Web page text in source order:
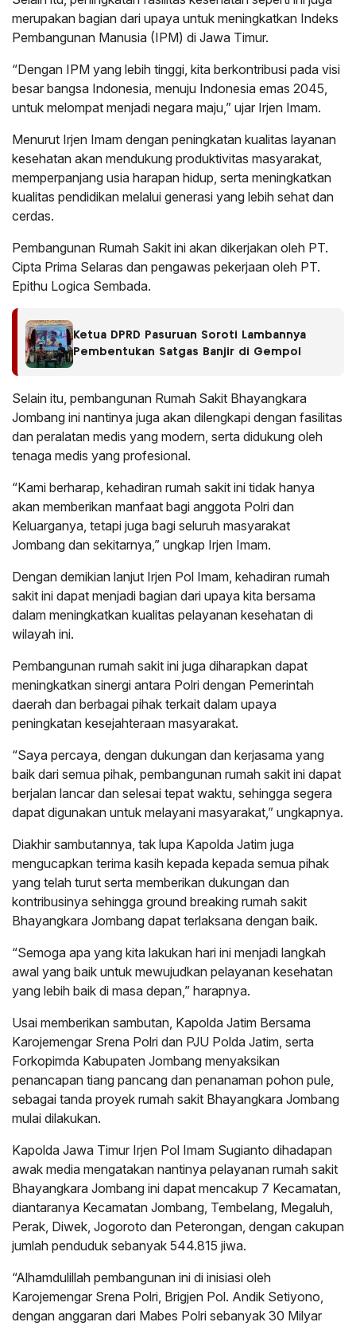
merupakan bagian dari upaya untuk meningkatkan Indeks
Pembangunan Manusia (IPM) di Jawa Timur.
“Dengan IPM yang lebih tinggi, kita berkontribusi pada visi
besar bangsa Indonesia, menuju Indonesia emas 2045,
untuk melompat menjadi negara maju,” ujar Irjen Imam.
Menurut Irjen Imam dengan peningkatan kualitas layanan
kesehatan akan mendukung produktivitas masyarakat,
memperpanjang usia harapan hidup, serta meningkatkan
kualitas pendidikan melalui generasi yang lebih sehat dan
cerdas.
Pembangunan Rumah Sakit ini akan dikerjakan oleh PT.
Cipta Prima Selaras dan pengawas pekerjaan oleh PT.
Epithu Logica Sembada.
Ketua DPRD Pasuruan Soroti Lambannya
Pembentukan Satgas Banjir di Gempol
Selain itu, pembangunan Rumah Sakit Bhayangkara
Jombang ini nantinya juga akan dilengkapi dengan fasilitas
dan peralatan medis yang modern, serta didukung oleh
tenaga medis yang profesional.
“Kami berharap, kehadiran rumah sakit ini tidak hanya
akan memberikan manfaat bagi anggota Polri dan
Keluarganya, tetapi juga bagi seluruh masyarakat
Jombang dan sekitarnya,” ungkap Irjen Imam.
Dengan demikian lanjut Irjen Pol Imam, kehadiran rumah
sakit ini dapat menjadi bagian dari upaya kita bersama
dalam meningkatkan kualitas pelayanan kesehatan di
wilayah ini.
Pembangunan rumah sakit ini juga diharapkan dapat
meningkatkan sinergi antara Polri dengan Pemerintah
daerah dan berbagai pihak terkait dalam upaya
peningkatan kesejahteraan masyarakat.
“Saya percaya, dengan dukungan dan kerjasama yang
baik dari semua pihak, pembangunan rumah sakit ini dapat
berjalan lancar dan selesai tepat waktu, sehingga segera
dapat digunakan untuk melayani masyarakat,” ungkapnya.
Diakhir sambutannya, tak lupa Kapolda Jatim juga
mengucapkan terima kasih kepada kepada semua pihak
yang telah turut serta memberikan dukungan dan
kontribusinya sehingga ground breaking rumah sakit
Bhayangkara Jombang dapat terlaksana dengan baik.
“Semoga apa yang kita lakukan hari ini menjadi langkah
awal yang baik untuk mewujudkan pelayanan kesehatan
yang lebih baik di masa depan,” harapnya.
Usai memberikan sambutan, Kapolda Jatim Bersama
Karojemengar Srena Polri dan PJU Polda Jatim, serta
Forkopimda Kabupaten Jombang menyaksikan
penancapan tiang pancang dan penanaman pohon pule,
sebagai tanda proyek rumah sakit Bhayangkara Jombang
mulai dilakukan.
Kapolda Jawa Timur Irjen Pol Imam Sugianto dihadapan
awak media mengatakan nantinya pelayanan rumah sakit
Bhayangkara Jombang ini dapat mencakup 7 Kecamatan,
diantaranya Kecamatan Jombang, Tembelang, Megaluh,
Perak, Diwek, Jogoroto dan Peterongan, dengan cakupan
jumlah penduduk sebanyak 544.815 jiwa.
“Alhamdulillah pembangunan ini di inisiasi oleh
Karojemengar Srena Polri, Brigjen Pol. Andik Setiyono,
dengan anggaran dari Mabes Polri sebanyak 30 Milyar